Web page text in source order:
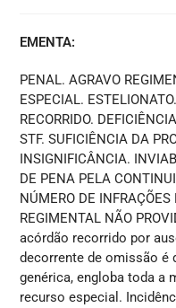
EMENTA:
PENAL. AGRAVO
ESPECIAL.
RECORRIDO.
STF. SUFICIÊNCIA DA
INSIGNIFICÂNCIA.
DE PENA PELA
NÚMERO DE
REGIMENTAL NÃO
acórdão recorrido por
decorrente de omissão é
genérica, engloba toda a
recurso especial.